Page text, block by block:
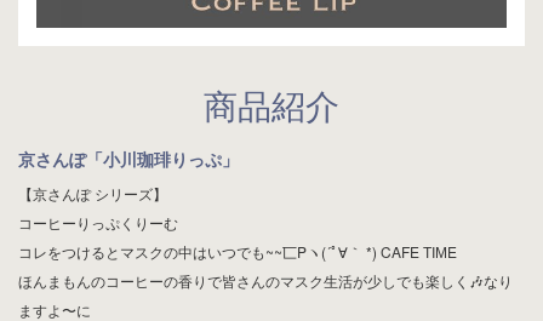
商品紹介
京さんぽ「小川珈琲りっぷ」
【京さんぽ シリーズ】
コーヒーりっぷくりーむ
コレをつけるとマスクの中はいつでも~~匸Pヽ(´ﾟ∀｀ *) CAFE ТΙМE
ほんまもんのコーヒーの香りで皆さんのマスク生活が少しでも楽しく🎶なり
ますよ〜に